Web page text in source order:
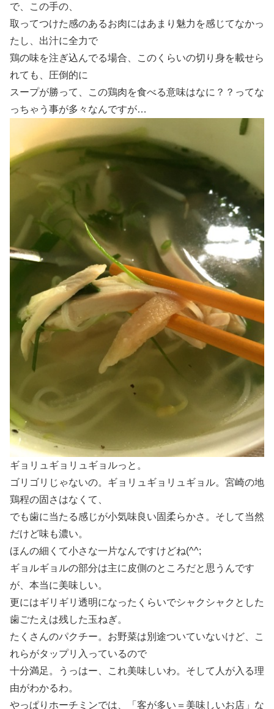
で、この手の、
取ってつけた感のあるお肉にはあまり魅力を感じてなかっ
たし、出汁に全力で
鶏の味を注ぎ込んでる場合、このくらいの切り身を載せら
れても、圧倒的に
スープが勝って、この鶏肉を食べる意味はなに？？ってな
っちゃう事が多々なんですが…
ギョリュギョリュギョルっと。
ゴリゴリじゃないの。ギョリュギョリュギョル。宮崎の地
鶏程の固さはなくて、
でも歯に当たる感じが小気味良い固柔らかさ。そして当然
だけど味も濃い。
ほんの細くて小さな一片なんですけどね(^^;
ギョルギョルの部分は主に皮側のところだと思うんです
が、本当に美味しい。
更にはギリギリ透明になったくらいでシャクシャクとした
歯ごたえは残した玉ねぎ。
たくさんのパクチー。お野菜は別途ついていないけど、こ
れらがタップリ入っているので
十分満足。うっはー、これ美味しいわ。そして人が入る理
由がわかるわ。
やっぱりホーチミンでは、「客が多い＝美味しいお店」な